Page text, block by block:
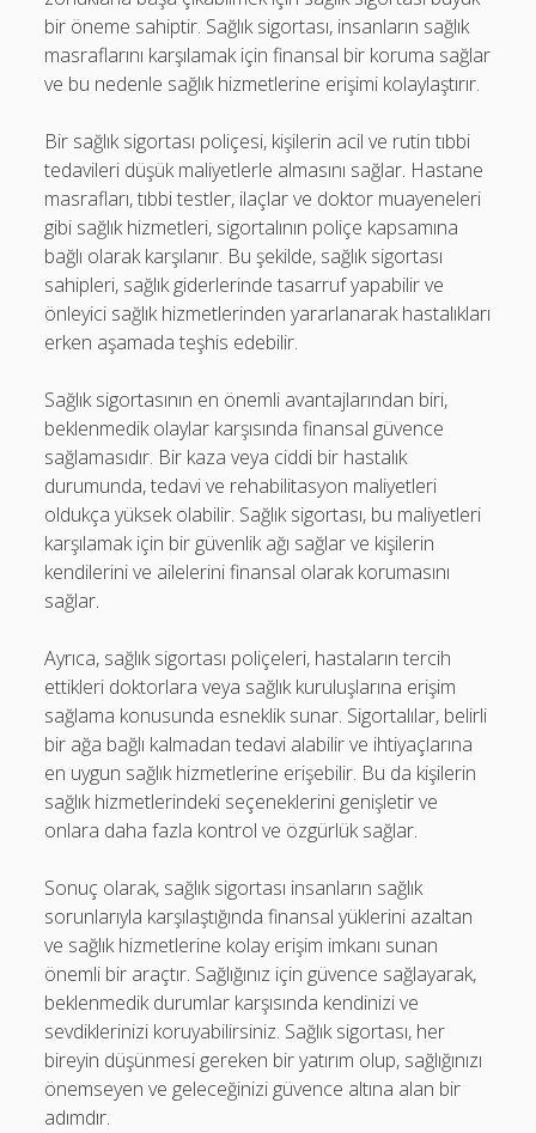
bir öneme sahiptir. Sağlık sigortası, insanların sağlık
masraflarını karşılamak için finansal bir koruma sağlar
ve bu nedenle sağlık hizmetlerine erişimi kolaylaştırır.
Bir sağlık sigortası poliçesi, kişilerin acil ve rutin tıbbi
tedavileri düşük maliyetlerle almasını sağlar. Hastane
masrafları, tıbbi testler, ilaçlar ve doktor muayeneleri
gibi sağlık hizmetleri, sigortalının poliçe kapsamına
bağlı olarak karşılanır. Bu şekilde, sağlık sigortası
sahipleri, sağlık giderlerinde tasarruf yapabilir ve
önleyici sağlık hizmetlerinden yararlanarak hastalıkları
erken aşamada teşhis edebilir.
Sağlık sigortasının en önemli avantajlarından biri,
beklenmedik olaylar karşısında finansal güvence
sağlamasıdır. Bir kaza veya ciddi bir hastalık
durumunda, tedavi ve rehabilitasyon maliyetleri
oldukça yüksek olabilir. Sağlık sigortası, bu maliyetleri
karşılamak için bir güvenlik ağı sağlar ve kişilerin
kendilerini ve ailelerini finansal olarak korumasını
sağlar.
Ayrıca, sağlık sigortası poliçeleri, hastaların tercih
ettikleri doktorlara veya sağlık kuruluşlarına erişim
sağlama konusunda esneklik sunar. Sigortalılar, belirli
bir ağa bağlı kalmadan tedavi alabilir ve ihtiyaçlarına
en uygun sağlık hizmetlerine erişebilir. Bu da kişilerin
sağlık hizmetlerindeki seçeneklerini genişletir ve
onlara daha fazla kontrol ve özgürlük sağlar.
Sonuç olarak, sağlık sigortası insanların sağlık
sorunlarıyla karşılaştığında finansal yüklerini azaltan
ve sağlık hizmetlerine kolay erişim imkanı sunan
önemli bir araçtır. Sağlığınız için güvence sağlayarak,
beklenmedik durumlar karşısında kendinizi ve
sevdiklerinizi koruyabilirsiniz. Sağlık sigortası, her
bireyin düşünmesi gereken bir yatırım olup, sağlığınızı
önemseyen ve geleceğinizi güvence altına alan bir
adımdır.